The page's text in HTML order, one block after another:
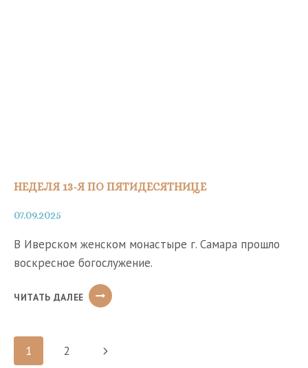
НЕДЕЛЯ 13-Я ПО ПЯТИДЕСЯТНИЦЕ
07.09.2025
В Иверском женском монастыре г. Самара прошло
воскресное богослужение.
ЧИТАТЬ ДАЛЕЕ
НЕДЕЛЯ
13-
ПЯТИДЕСЯТНИЦЕ
Навигация
1 2 Следующая